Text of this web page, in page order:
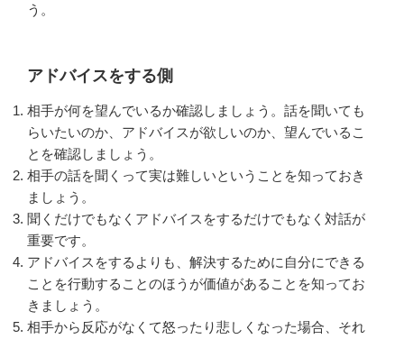
う。
アドバイスをする側
相手が何を望んでいるか確認しましょう。話を聞いても
らいたいのか、アドバイスが欲しいのか、望んでいるこ
とを確認しましょう。
相手の話を聞くって実は難しいということを知っておき
ましょう。
聞くだけでもなくアドバイスをするだけでもなく対話が
重要です。
アドバイスをするよりも、解決するために自分にできる
ことを行動することのほうが価値があることを知ってお
きましょう。
相手から反応がなくて怒ったり悲しくなった場合、それ